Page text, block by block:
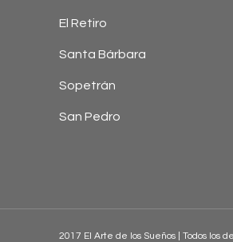
El Retiro
Santa Bárbara
Sopetrán
San Pedro
2017 El Arte de los Sueños | Todos los